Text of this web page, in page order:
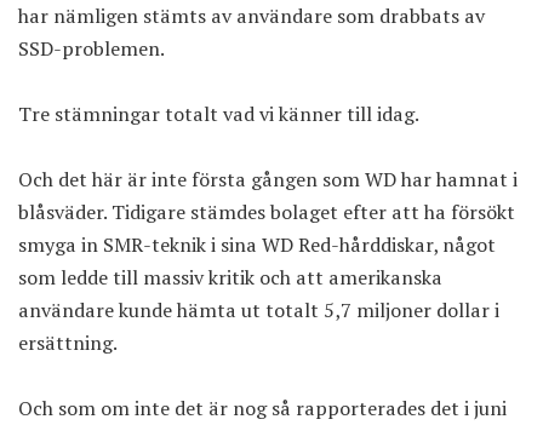
har nämligen stämts av användare som drabbats av
SSD-problemen.
Tre stämningar totalt vad vi känner till idag.
Och det här är inte första gången som WD har hamnat i
blåsväder. Tidigare stämdes bolaget efter att ha försökt
smyga in SMR-teknik i sina WD Red-hårddiskar, något
som ledde till massiv kritik och att amerikanska
användare kunde hämta ut totalt 5,7 miljoner dollar i
ersättning.
Och som om inte det är nog så rapporterades det i juni